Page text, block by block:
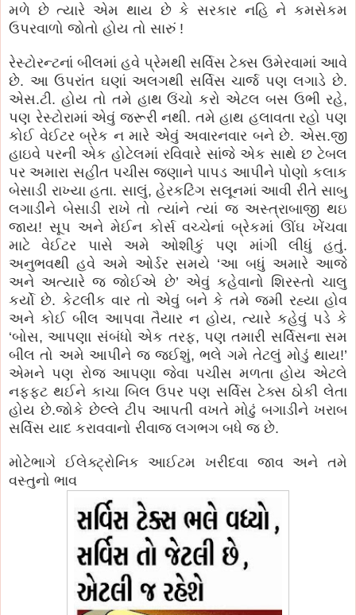
મળે છે ત્યારે એમ થાય છે કે સરકાર નહિ ને કમસેકમ
ઉપરવાળો જોતો હોય તો સારું !
રેસ્ટોરન્ટનાં બીલમાં હવે પ્રેમથી સર્વિસ ટેક્સ ઉમેરવામાં આવે
છે. આ ઉપરાંત ઘણાં અલગથી સર્વિસ ચાર્જ પણ લગાડે છે.
એસ.ટી. હોય તો તમે હાથ ઉંચો કરો એટલ બસ ઉભી રહે,
પણ રેસ્ટોરામાં એવું જરૂરી નથી. તમે હાથ હલાવતા રહો પણ
કોઈ વેઈટર બ્રેક ન મારે એવું અવારનવાર બને છે. એસ.જી
હાઇવે પરની એક હોટેલમાં રવિવારે સાંજે એક સાથે છ ટેબલ
પર અમારા સહીત પચીસ જણાને પાપડ આપીને પોણો કલાક
બેસાડી રાખ્યા હતા. સાલું, હેરકટિંગ સલૂનમાં આવી રીતે સાબુ
લગાડીને બેસાડી રાખે તો ત્યાંને ત્યાં જ અસ્ત્રાબાજી થઇ
જાય! સૂપ અને મેઈન કોર્સ વચ્ચેનાં બ્રેકમાં ઊંઘ ખેંચવા
માટે વેઈટર પાસે અમે ઓશીકું પણ માંગી લીધું હતું.
અનુભવથી હવે અમે ઓર્ડર સમયે ‘આ બધું અમારે આજે
અને અત્યારે જ જોઈએ છે’ એવું કહેવાનો શિરસ્તો ચાલુ
કર્યો છે. કેટલીક વાર તો એવું બને કે તમે જમી રહ્યા હોવ
અને કોઈ બીલ આપવા તૈયાર ન હોય, ત્યારે કહેવું પડે કે
‘બોસ, આપણા સંબંધો એક તરફ, પણ તમારી સર્વિસના સમ
બીલ તો અમે આપીને જ જઈશું, ભલે ગમે તેટલું મોડું થાય!’
એમને પણ રોજ આપણા જેવા પચીસ મળતા હોય એટલે
નફ્ફટ થઈને કાચા બિલ ઉપર પણ સર્વિસ ટેક્સ ઠોકી લેતા
હોય છે.જોકે છેલ્લે ટીપ આપતી વખતે મોઢું બગાડીને ખરાબ
સર્વિસ યાદ કરાવવાનો રીવાજ લગભગ બધે જ છે.
મોટેભાગે ઈલેક્ટ્રોનિક આઈટમ ખરીદવા જાવ અને તમે
વસ્તુનો ભાવ